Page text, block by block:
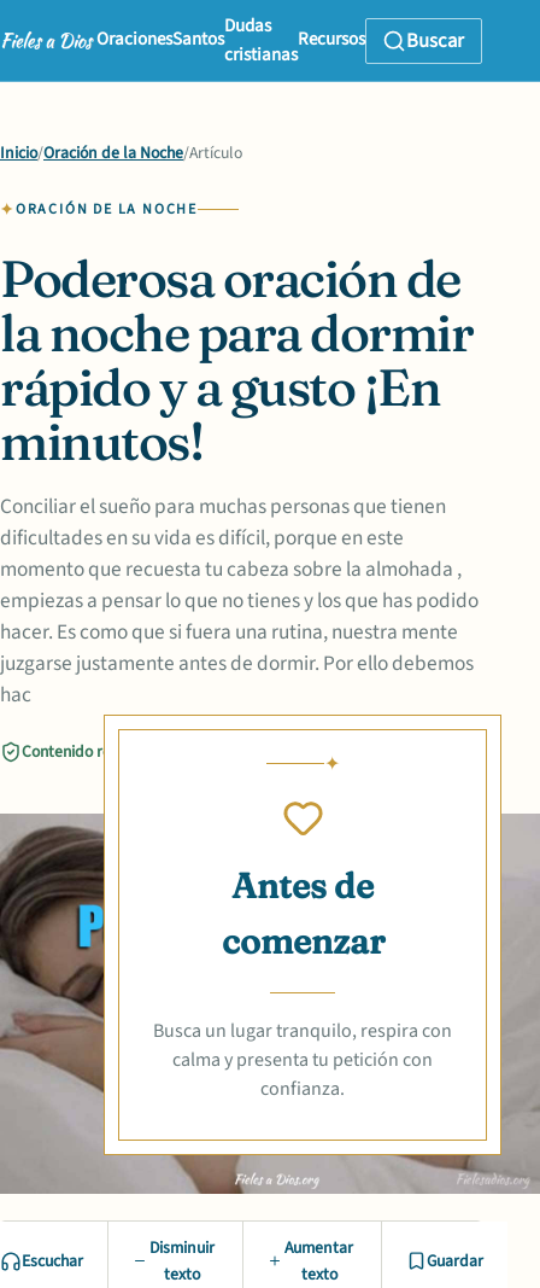
OracionesSantos
Dudas
cristianas
Recursos Buscar
Inicio/Oración de la Noche/Artículo
ORACIÓN DE LA NOCHE
Poderosa oración de
la noche para dormir
rápido y a gusto ¡En
minutos!
Conciliar el sueño para muchas personas que tienen
dificultades en su vida es difícil, porque en este
momento que recuesta tu cabeza sobre la almohada ,
empiezas a pensar lo que no tienes y los que has podido
hacer. Es como que si fuera una rutina, nuestra mente
juzgarse justamente antes de dormir. Por ello debemos
hac
Contenido revisado
Antes de
comenzar
Busca un lugar tranquilo, respira con
calma y presenta tu petición con
confianza.
Escuchar
Disminuir
texto
Aumentar
texto
Guardar